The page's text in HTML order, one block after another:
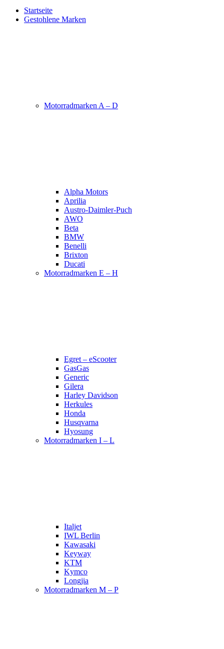
Startseite
Gestohlene Marken
Motorradmarken A – D
Alpha Motors
Aprilia
Austro-Daimler-Puch
AWO
Beta
BMW
Benelli
Brixton
Ducati
Motorradmarken E – H
Egret – eScooter
GasGas
Generic
Gilera
Harley Davidson
Herkules
Honda
Husqvarna
Hyosung
Motorradmarken I – L
Italjet
IWL Berlin
Kawasaki
Keyway
KTM
Kymco
Longjia
Motorradmarken M – P